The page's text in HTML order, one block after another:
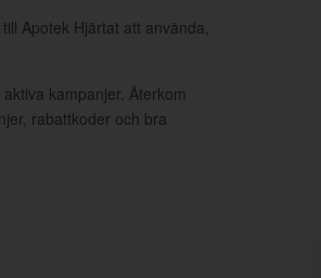
Apotek Hjärtat att använda,
kampanjer. Återkom
rabattkoder och bra